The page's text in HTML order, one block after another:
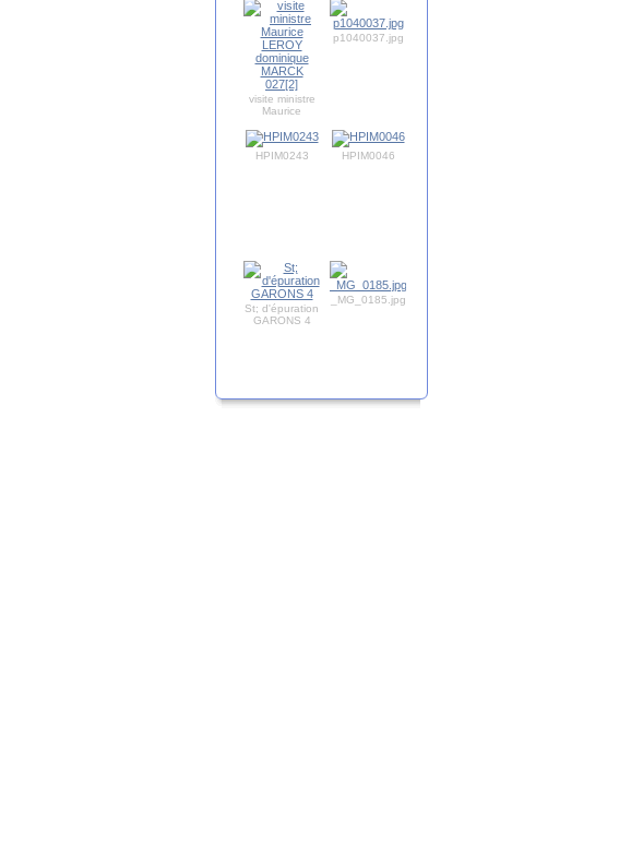
visite ministre
Maurice
dominique
MARCK 027[2]
p1040037.jpg
HPIM0243 HPIM0046
St; d'épuration
GARONS 4
_MG_0185.jpg